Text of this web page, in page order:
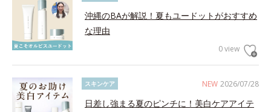
沖縄のBAが解説！夏もユードットがおすすめ
な理由
0 view
NEW 2026/07/28
スキンケア
日差し強まる夏のピンチに！美白ケアアイテ